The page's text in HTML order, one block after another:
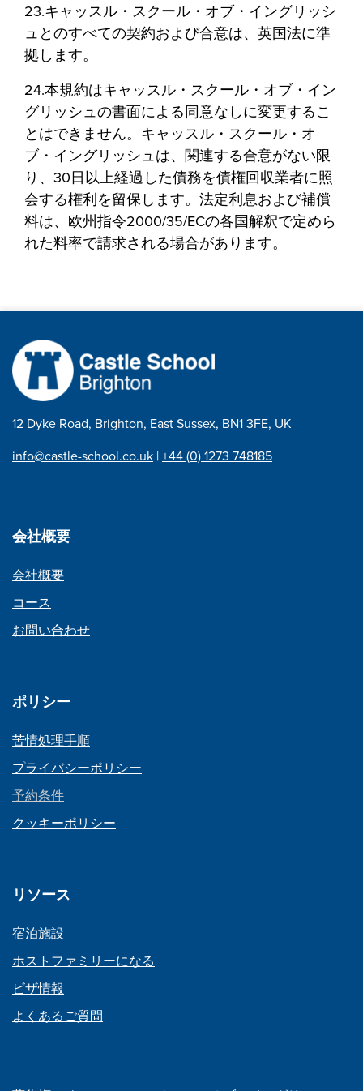
23.キャッスル・スクール・オブ・イングリッシ
ュとのすべての契約および合意は、英国法に準
拠します。
24.本規約はキャッスル・スクール・オブ・イン
グリッシュの書面による同意なしに変更するこ
とはできません。キャッスル・スクール・オ
ブ・イングリッシュは、関連する合意がない限
り、30日以上経過した債務を債権回収業者に照
会する権利を留保します。法定利息および補償
料は、欧州指令2000/35/ECの各国解釈で定めら
れた料率で請求される場合があります。
12 Dyke Road, Brighton, East Sussex, BN1 3FE, UK
info@castle-school.co.uk |+44 (0) 1273 748185
会社概要
会社概要
コース
お問い合わせ
ポリシー
苦情処理手順
プライバシーポリシー
予約条件
クッキーポリシー
リソース
宿泊施設
ホストファミリーになる
ビザ情報
よくあるご質問